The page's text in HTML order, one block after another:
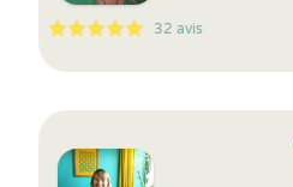
5
1
5
32 32 avis